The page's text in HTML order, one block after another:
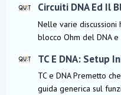
Circuiti DNA Ed Il
Nelle varie discussioni
blocco Ohm del DNA
TC E DNA: Setup
TC e DNA Premetto
guida generica sul